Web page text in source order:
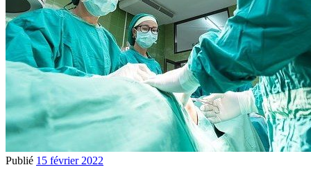
Publié 15 février 2022